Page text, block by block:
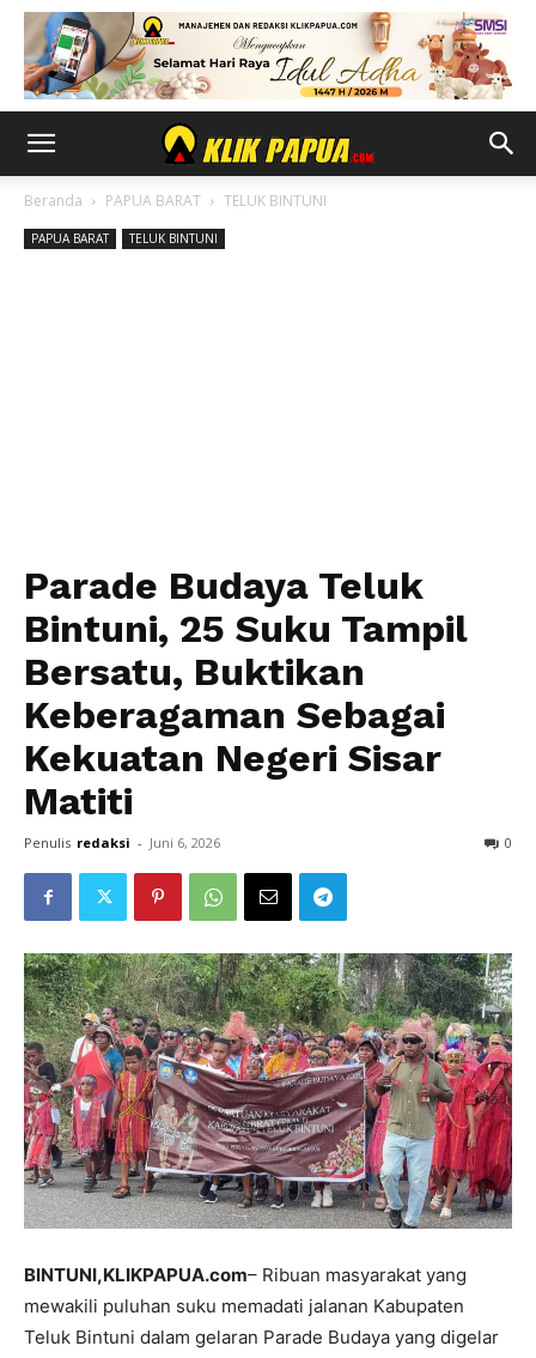
Beranda PAPUA BARAT TELUK BINTUNI
PAPUA BARAT TELUK BINTUNI
Parade Budaya Teluk
Bintuni, 25 Suku Tampil
Bersatu, Buktikan
Keberagaman Sebagai
Kekuatan Negeri Sisar
Matiti
Penulis redaksi - Juni 6, 2026 0
BINTUNI,KLIKPAPUA.com– Ribuan masyarakat yang
mewakili puluhan suku memadati jalanan Kabupaten
Teluk Bintuni dalam gelaran Parade Budaya yang digelar